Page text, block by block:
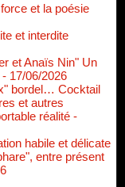
et la poésie
et interdite
et Anaïs Nin" Un
- 17/06/2026
bordel… Cocktail
et autres
réalité -
habile et délicate
entre présent